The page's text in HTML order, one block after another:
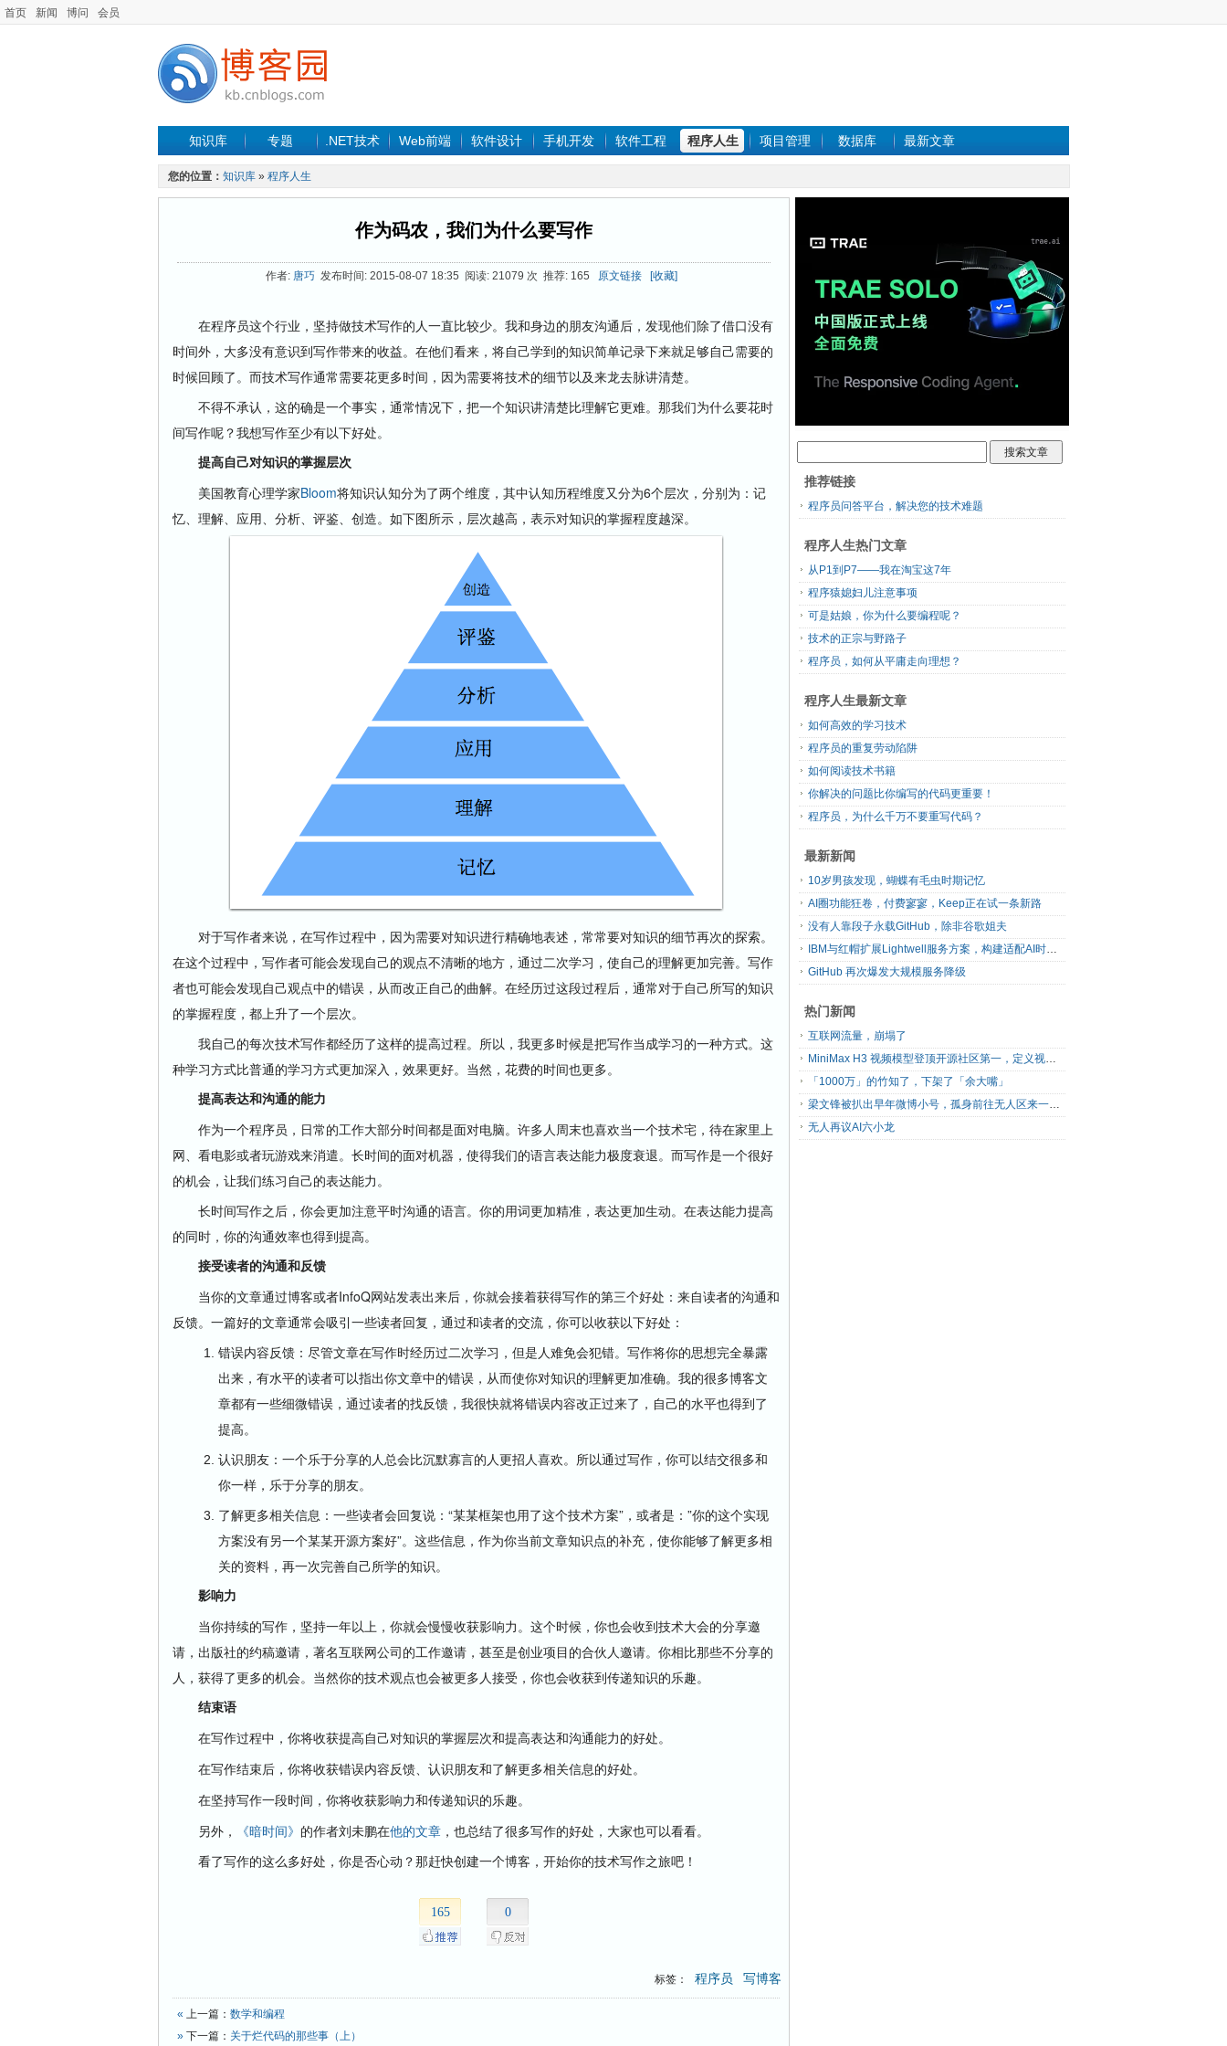
首页 新闻 博问 会员
知识库 专题 .NET技术 Web前端 软件设计 手机开发 软件工程 程序人生 项目管理 数据库 最新文章
您的位置： 知识库 » 程序人生
作为码农，我们为什么要写作
作者: 唐巧发布时间: 2015-08-07 18:35 阅读: 21079 次 推荐: 165 原文链接 [收藏]
在程序员这个行业，坚持做技术写作的人一直比较少。我和身边的朋友沟通后，发现他们除了借口没有
时间外，大多没有意识到写作带来的收益。在他们看来，将自己学到的知识简单记录下来就足够自己需要的
时候回顾了。而技术写作通常需要花更多时间，因为需要将技术的细节以及来龙去脉讲清楚。
不得不承认，这的确是一个事实，通常情况下，把一个知识讲清楚比理解它更难。那我们为什么要花时
间写作呢？我想写作至少有以下好处。
提高自己对知识的掌握层次
美国教育心理学家Bloom将知识认知分为了两个维度，其中认知历程维度又分为6个层次，分别为：记
忆、理解、应用、分析、评鉴、创造。如下图所示，层次越高，表示对知识的掌握程度越深。
对于写作者来说，在写作过程中，因为需要对知识进行精确地表述，常常要对知识的细节再次的探索。
在这个过程中，写作者可能会发现自己的观点不清晰的地方，通过二次学习，使自己的理解更加完善。写作
者也可能会发现自己观点中的错误，从而改正自己的曲解。在经历过这段过程后，通常对于自己所写的知识
的掌握程度，都上升了一个层次。
我自己的每次技术写作都经历了这样的提高过程。所以，我更多时候是把写作当成学习的一种方式。这
种学习方式比普通的学习方式更加深入，效果更好。当然，花费的时间也更多。
提高表达和沟通的能力
作为一个程序员，日常的工作大部分时间都是面对电脑。许多人周末也喜欢当一个技术宅，待在家里上
网、看电影或者玩游戏来消遣。长时间的面对机器，使得我们的语言表达能力极度衰退。而写作是一个很好
的机会，让我们练习自己的表达能力。
长时间写作之后，你会更加注意平时沟通的语言。你的用词更加精准，表达更加生动。在表达能力提高
的同时，你的沟通效率也得到提高。
接受读者的沟通和反馈
当你的文章通过博客或者InfoQ网站发表出来后，你就会接着获得写作的第三个好处：来自读者的沟通和
反馈。一篇好的文章通常会吸引一些读者回复，通过和读者的交流，你可以收获以下好处：
错误内容反馈：尽管文章在写作时经历过二次学习，但是人难免会犯错。写作将你的思想完全暴露
出来，有水平的读者可以指出你文章中的错误，从而使你对知识的理解更加准确。我的很多博客文
章都有一些细微错误，通过读者的找反馈，我很快就将错误内容改正过来了，自己的水平也得到了
提高。
认识朋友：一个乐于分享的人总会比沉默寡言的人更招人喜欢。所以通过写作，你可以结交很多和
你一样，乐于分享的朋友。
了解更多相关信息：一些读者会回复说：“某某框架也用了这个技术方案”，或者是：”你的这个实现
方案没有另一个某某开源方案好”。这些信息，作为你当前文章知识点的补充，使你能够了解更多相
关的资料，再一次完善自己所学的知识。
影响力
当你持续的写作，坚持一年以上，你就会慢慢收获影响力。这个时候，你也会收到技术大会的分享邀
请，出版社的约稿邀请，著名互联网公司的工作邀请，甚至是创业项目的合伙人邀请。你相比那些不分享的
人，获得了更多的机会。当然你的技术观点也会被更多人接受，你也会收获到传递知识的乐趣。
结束语
在写作过程中，你将收获提高自己对知识的掌握层次和提高表达和沟通能力的好处。
在写作结束后，你将收获错误内容反馈、 认识朋友和了解更多相关信息的好处。
在坚持写作一段时间，你将收获影响力和传递知识的乐趣。
另外，
《暗时间》 的作者刘未鹏在他的文章 ，也总结了很多写作的好处，大家也可以看看。
看了写作的这么多好处，你是否心动？那赶快创建一个博客，开始你的技术写作之旅吧！
165 0
标签： 程序员 写博客
« 上一篇： 数学和编程
» 下一篇： 关于烂代码的那些事（上）
推荐链接
程序员问答平台，解决您的技术难题
程序人生热门文章
从P1到P7——我在淘宝这7年
程序猿媳妇儿注意事项
可是姑娘，你为什么要编程呢？
技术的正宗与野路子
程序员，如何从平庸走向理想？
程序人生最新文章
如何高效的学习技术
程序员的重复劳动陷阱
如何阅读技术书籍
你解决的问题比你编写的代码更重要！
程序员，为什么千万不要重写代码？
最新新闻
10岁男孩发现，蝴蝶有毛虫时期记忆
AI圈功能狂卷，付费寥寥，Keep正在试一条新路
没有人靠段子永载GitHub，除非谷歌姐夫
IBM与红帽扩展Lightwell服务方案，构建适配AI时代开源生态的可信基础设施
GitHub 再次爆发大规模服务降级
热门新闻
互联网流量，崩塌了
MiniMax H3 视频模型登顶开源社区第一，定义视频模型领域“斩杀线”
「1000万」的竹知了，下架了「余大嘴」
梁文锋被扒出早年微博小号，孤身前往无人区来一场相当 deep 的 seek 旅行
无人再议AI六小龙